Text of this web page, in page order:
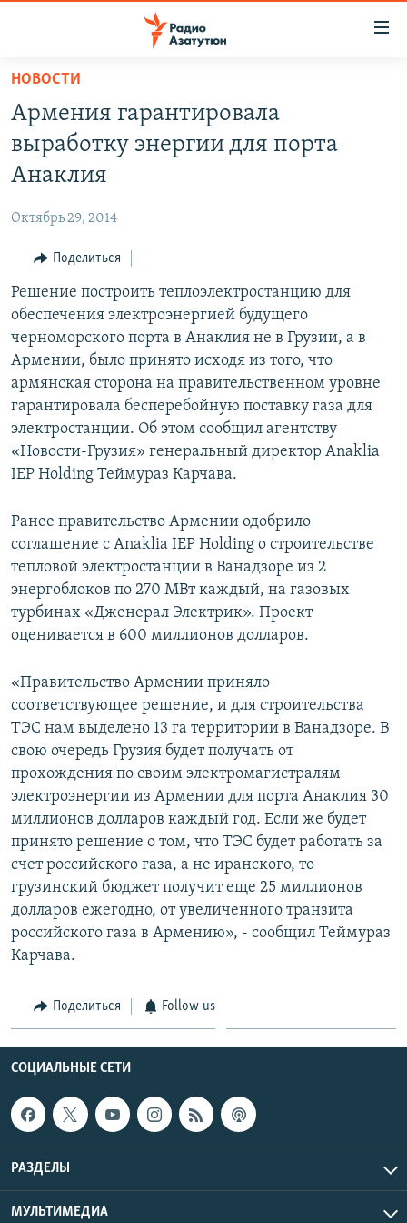
Перейти
основному
содержанию
Перейти
основной
навигации
Перейти
поиску
НОВОСТИ
ПОЛИТИКА
ЭКОНОМИКА
РЕГИОН
НАГОРНЫЙ КАРАБАХ
СПОРТ
АРХИВ
Հայերեն
English
Все сайты Радио Азатутюн
НОВОСТИ
Армения гарантировала
выработку энергии для порта
Анаклия
Октябрь 29, 2014
Поделиться
Решение построить теплоэлектростанцию для
обеспечения электроэнергией будущего
черноморского порта в Анаклия не в Грузии, а в
Армении, было принято исходя из того, что
армянская сторона на правительственном уровне
гарантировала бесперебойную поставку газа для
электростанции. Об этом сообщил агентству
«Новости-Грузия» генеральный директор Anaklia
IEP Holding Теймураз Карчава.
Ранее правительство Армении одобрило
соглашение с Anaklia IEP Holding о строительстве
тепловой электростанции в Ванадзоре из 2
энергоблоков по 270 МВт каждый, на газовых
турбинах «Дженерал Электрик». Проект
оценивается в 600 миллионов долларов.
«Правительство Армении приняло
соответствующее решение, и для строительства
ТЭС нам выделено 13 га территории в Ванадзоре. В
свою очередь Грузия будет получать от
прохождения по своим электромагистралям
электроэнергии из Армении для порта Анаклия 30
миллионов долларов каждый год. Если же будет
принято решение о том, что ТЭС будет работать за
счет российского газа, а не иранского, то
грузинский бюджет получит еще 25 миллионов
долларов ежегодно, от увеличенного транзита
российского газа в Армению», - сообщил Теймураз
Карчава.
Поделиться Follow us
СОЦИАЛЬНЫЕ СЕТИ
РАЗДЕЛЫ
МУЛЬТИМЕДИА